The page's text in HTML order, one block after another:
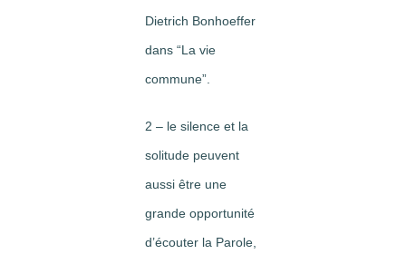
Dietrich Bonhoeffer
dans “La vie
commune”.
2 – le silence et la
solitude peuvent
aussi être une
grande opportunité
d’écouter la Parole,